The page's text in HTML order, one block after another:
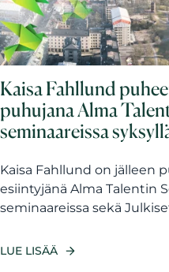
Kaisa Fahllund
puhujana Alma
seminaareissa
Kaisa Fahllund on jälleen
esiintyjänä Alma Talentin
seminaareissa sekä
LUE LISÄÄ